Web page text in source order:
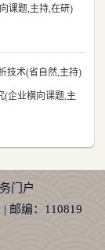
课题,主持,在研)
技术(省自然,主持)
(企业横向课题,主
门户
邮编：110819